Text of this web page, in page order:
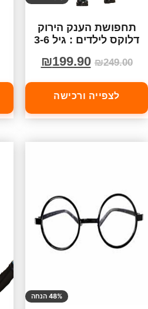
תחפושת הענק הירוק
דלוקס לילדים : גיל 3-6
₪249.00
₪199.90
לצפייה ורכישה
48% הנחה